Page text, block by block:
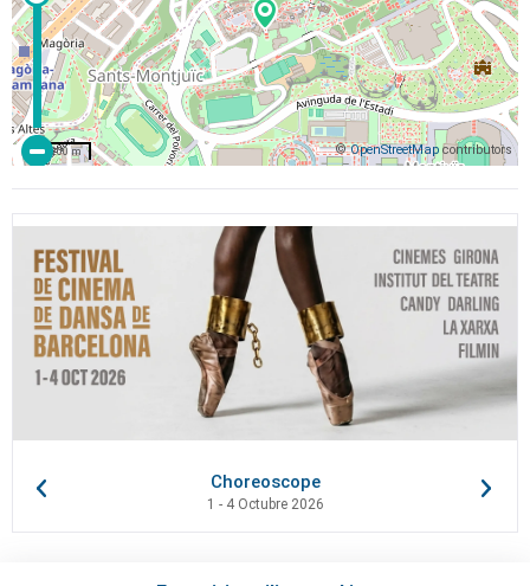
©OpenStreetMap contributors
200 m
Choreoscope
1 - 4 Octubre 2026